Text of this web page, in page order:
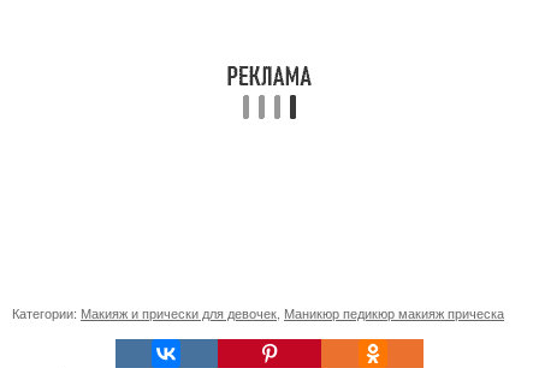
Категории: Макияж и прически для девочек Маникюр педикюр макияж прическа